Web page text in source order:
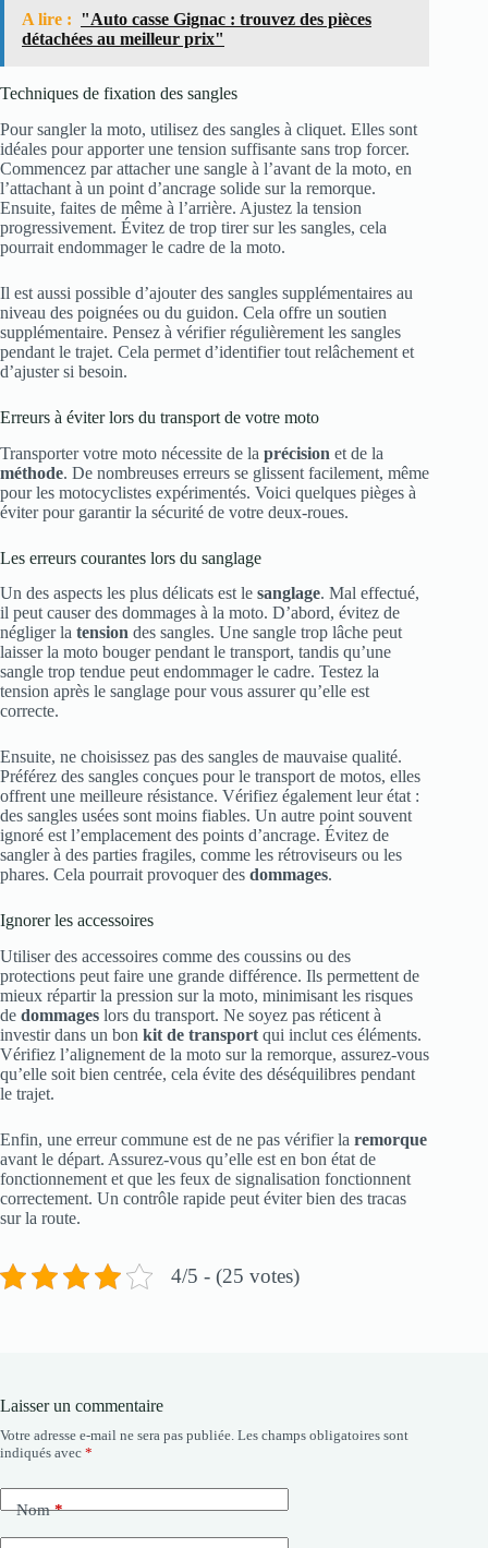
A lire : "Auto casse Gignac : trouvez des pièces
détachées au meilleur prix"
Techniques de fixation des sangles
Pour sangler la moto, utilisez des sangles à cliquet. Elles sont
idéales pour apporter une tension suffisante sans trop forcer.
Commencez par attacher une sangle à l’avant de la moto, en
l’attachant à un point d’ancrage solide sur la remorque.
Ensuite, faites de même à l’arrière. Ajustez la tension
progressivement. Évitez de trop tirer sur les sangles, cela
pourrait endommager le cadre de la moto.
Il est aussi possible d’ajouter des sangles supplémentaires au
niveau des poignées ou du guidon. Cela offre un soutien
supplémentaire. Pensez à vérifier régulièrement les sangles
pendant le trajet. Cela permet d’identifier tout relâchement et
d’ajuster si besoin.
Erreurs à éviter lors du transport de votre moto
Transporter votre moto nécessite de la précision et de la
méthode. De nombreuses erreurs se glissent facilement, même
pour les motocyclistes expérimentés. Voici quelques pièges à
éviter pour garantir la sécurité de votre deux-roues.
Les erreurs courantes lors du sanglage
Un des aspects les plus délicats est le sanglage. Mal effectué,
il peut causer des dommages à la moto. D’abord, évitez de
négliger la tension des sangles. Une sangle trop lâche peut
laisser la moto bouger pendant le transport, tandis qu’une
sangle trop tendue peut endommager le cadre. Testez la
tension après le sanglage pour vous assurer qu’elle est
correcte.
Ensuite, ne choisissez pas des sangles de mauvaise qualité.
Préférez des sangles conçues pour le transport de motos, elles
offrent une meilleure résistance. Vérifiez également leur état :
des sangles usées sont moins fiables. Un autre point souvent
ignoré est l’emplacement des points d’ancrage. Évitez de
sangler à des parties fragiles, comme les rétroviseurs ou les
phares. Cela pourrait provoquer des dommages.
Ignorer les accessoires
Utiliser des accessoires comme des coussins ou des
protections peut faire une grande différence. Ils permettent de
mieux répartir la pression sur la moto, minimisant les risques
de dommages lors du transport. Ne soyez pas réticent à
investir dans un bon kit de transport qui inclut ces éléments.
Vérifiez l’alignement de la moto sur la remorque, assurez-vous
qu’elle soit bien centrée, cela évite des déséquilibres pendant
le trajet.
Enfin, une erreur commune est de ne pas vérifier la remorque
avant le départ. Assurez-vous qu’elle est en bon état de
fonctionnement et que les feux de signalisation fonctionnent
correctement. Un contrôle rapide peut éviter bien des tracas
sur la route.
4/5 - (25 votes)
Laisser un commentaire
Votre adresse e-mail ne sera pas publiée. Les champs obligatoires sont
indiqués avec *
Nom*